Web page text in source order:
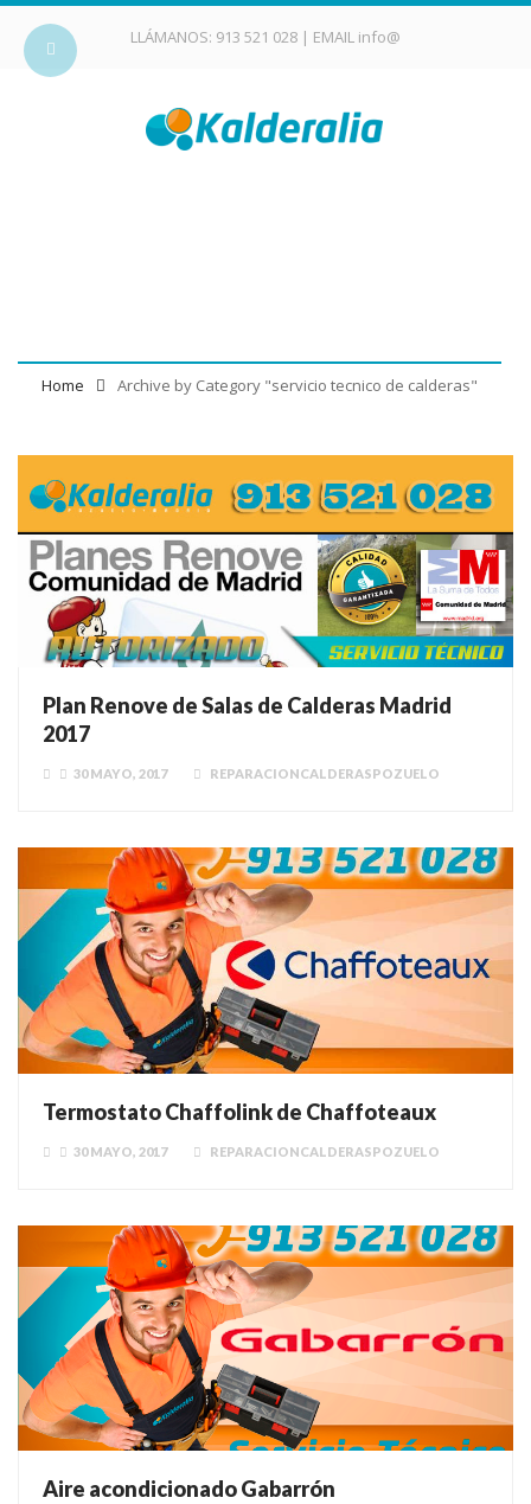
LLÁMANOS: 913 521 028 | EMAIL info@
Home Archive by Category "servicio tecnico de calderas"
Plan Renove de Salas de Calderas Madrid
2017
30 MAYO, 2017 REPARACIONCALDERASPOZUELO
Termostato Chaffolink de Chaffoteaux
30 MAYO, 2017 REPARACIONCALDERASPOZUELO
Aire acondicionado Gabarrón